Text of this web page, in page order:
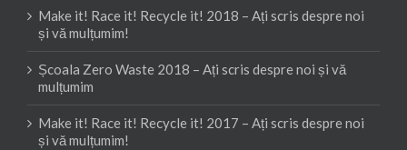
Make it! Race it! Recycle it! 2018 – Ați scris despre noi
și vă mulțumim!
Școala Zero Waste 2018 – Ați scris despre noi și vă
mulțumim
Make it! Race it! Recycle it! 2017 – Ați scris despre noi
și vă mulțumim!